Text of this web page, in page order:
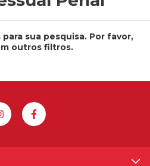
sua pesquisa. Por favor,
outros filtros.